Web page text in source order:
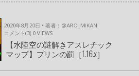
2020年8月20日 • 著者：@ARO_MIKAN
コメント(3) 0 VIEWS
【水陸空の謎解きアスレチック
マップ】プリンの罰［1.16.x］